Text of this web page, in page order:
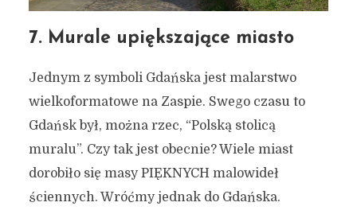
7. Murale upiększające miasto
Jednym z symboli Gdańska jest malarstwo
wielkoformatowe na Zaspie. Swego czasu to
Gdańsk był, można rzec, “Polską stolicą
muralu”. Czy tak jest obecnie? Wiele miast
dorobiło się masy PIĘKNYCH malowideł
ściennych. Wróćmy jednak do Gdańska.